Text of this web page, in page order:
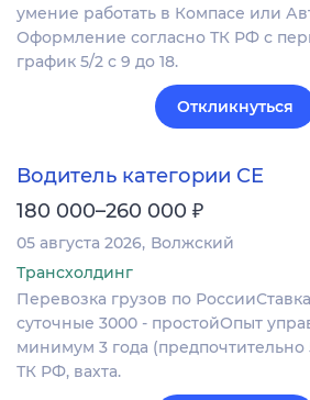
умение работать в Компасе или
Оформление согласно ТК РФ с
график 5/2 с 9 до 18.
Откликнуться
Водитель категории СЕ
180 000–260 000 ₽
05 августа 2026 Волжский
Трансхолдинг
Перевозка грузов по РоссииСтавка
суточные 3000 - простойОпыт
минимум 3 года
ТК РФ, вахта.